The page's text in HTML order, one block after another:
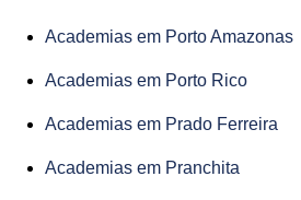
Academias em Porto Amazonas
Academias em Porto Rico
Academias em Prado Ferreira
Academias em Pranchita